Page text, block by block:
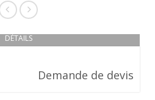
DÉTAILS
Demande de devis